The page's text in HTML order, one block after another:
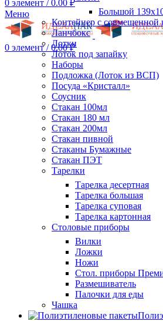
0 элемент / 0.00₽
Меню
0 элемент / 0.00₽
Большой
Контейнер с совмещенной
Ланчбокс
Лотки
Лоток под запайку
Наборы
Подложка (Лоток из ВСП)
Посуда «Кристалл»
Соусник
Стакан 100мл
Стакан 180 мл
Стакан 200мл
Стакан пивной
Стаканы Бумажные
Стакан ПЭТ
Тарелки
Тарелка десертная
Тарелка большая
Тарелка суповая
Тарелка картонная
Столовые приборы
Вилки
Ложки
Ножи
Стол. приборы
Размешиватель
Палочки для еды
Чашка